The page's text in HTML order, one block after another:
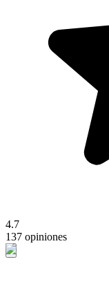
4.7
137 opiniones